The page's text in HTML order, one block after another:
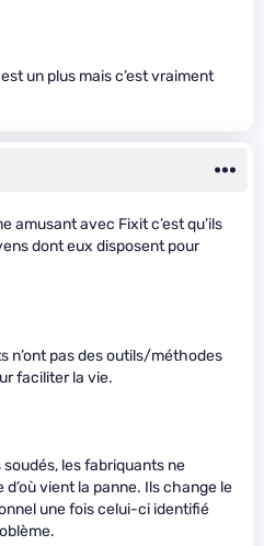
un plus mais c’est vraiment
amusant avec Fixit c’est qu’ils
dont eux disposent pour
n’ont pas des outils/méthodes
faciliter la vie.
les fabriquants ne
vient la panne. Ils change le
une fois celui-ci identifié